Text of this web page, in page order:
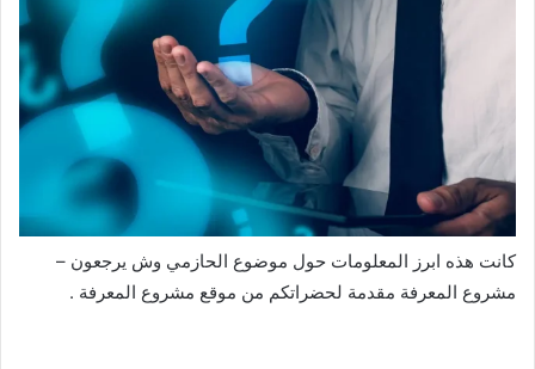
كانت هذه ابرز المعلومات حول موضوع الحازمي وش يرجعون –
مشروع المعرفة مقدمة لحضراتكم من موقع مشروع المعرفة .